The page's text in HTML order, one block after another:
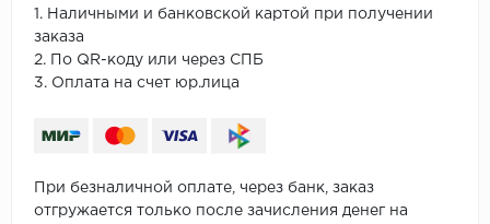
1. Наличными и банковской картой при получении
заказа
2. По QR-коду или через СПБ
3. Оплата на счет юр.лица
При безналичной оплате, через банк, заказ
отгружается только после зачисления денег на